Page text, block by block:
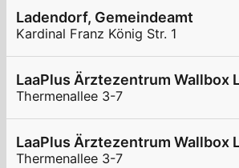
Ladendorf, Gemeindeamt
Kardinal Franz König Str. 1
LaaPlus Ärztezentrum Wallbox
Thermenallee 3-7
LaaPlus Ärztezentrum Wallbox
Thermenallee 3-7